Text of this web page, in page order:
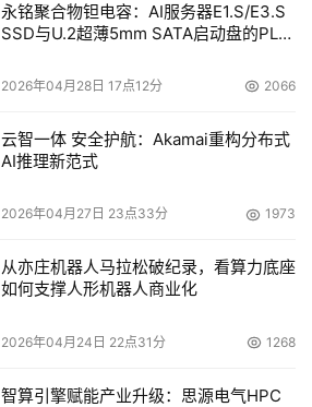
永铭聚合物钽电容：AI服务器E1.S/E3.S
SSD与U.2超薄5mm SATA启动盘的PLP
2026年04月28日 17点12分 2066
云智一体 安全护航：Akamai重构分布式
AI推理新范式
2026年04月27日 23点33分 1973
从亦庄机器人马拉松破纪录，看算力底座
如何支撑人形机器人商业化
2026年04月24日 22点31分 1268
智算引擎赋能产业升级：思源电气HPC